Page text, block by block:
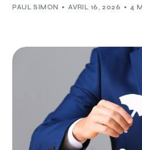
PAUL SIMON AVRIL 16, 2026 4